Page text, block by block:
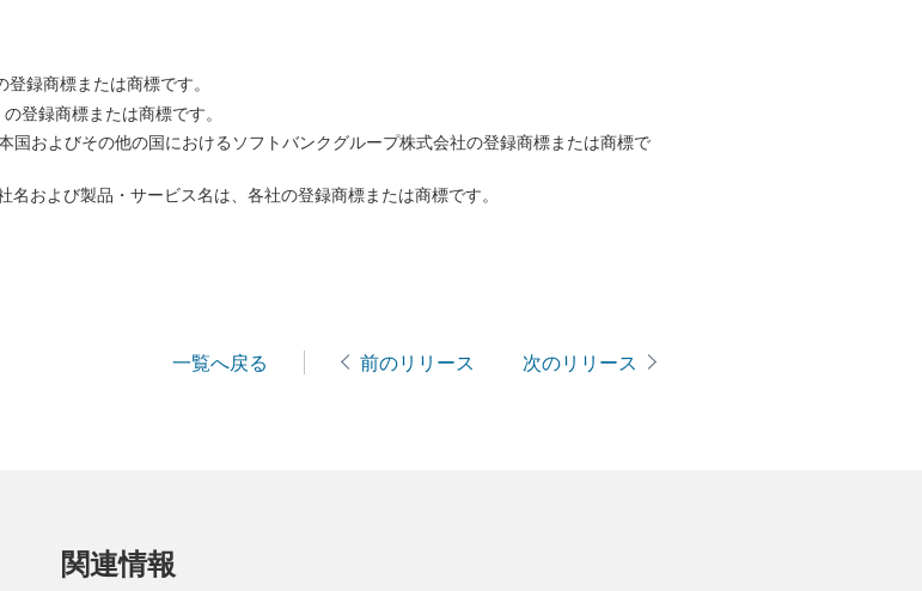
録商標または商標です。
登録商標または商標です。
国およびその他の国におけるソフトバンクグループ株式会社の登録商標または商標で
および製品・サービス名は、各社の登録商標または商標です。
一覧へ戻る 前のリリース 次のリリース
関連情報